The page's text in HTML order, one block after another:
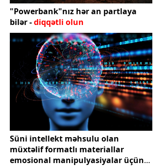
"Powerbank"nız hər an partlaya
bilər -diqqətli olun
Süni intellekt məhsulu olan
müxtəlif formatlı materiallar
emosional manipulyasiyalar üçün